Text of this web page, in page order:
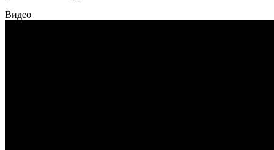
Видео